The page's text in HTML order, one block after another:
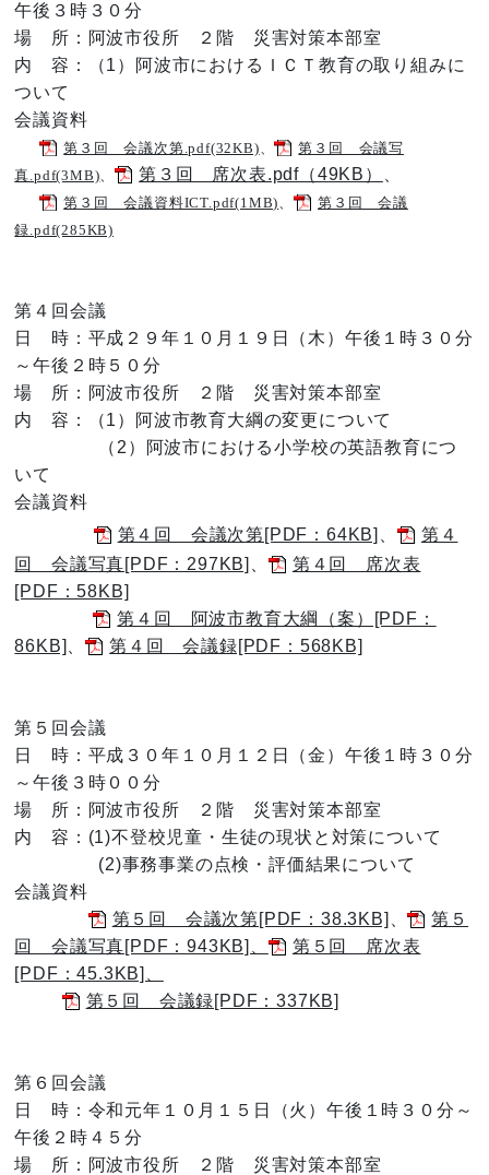
午後３時３０分
場 所：阿波市役所 ２階 災害対策本部室
内 容：（1）阿波市におけるＩＣＴ教育の取り組みに
ついて
会議資料
第３回 会議次第.pdf(32KB)、
第３回 会議写
真.pdf(3MB)、 第３回 席次表.pdf（49KB）
第３回 会議資料ICT.pdf(1MB)、
第３回 会議
録.pdf(285KB)
第４回会議
日 時：平成２９年１０月１９日（木）午後１時３０分
～午後２時５０分
場 所：阿波市役所 ２階 災害対策本部室
内 容：（1）阿波市教育大綱の変更について
（2）阿波市における小学校の英語教育につ
いて
会議資料
第４回 会議次第[PDF：64KB]
第４
回 会議写真[PDF：297KB]
第４回 席次表
[PDF：58KB]
第４回 阿波市教育大綱（案）[PDF：
86KB]
、 第４回 会議録[PDF：568KB]
第５回会議
日 時：平成３０年１０月１２日（金）午後１時３０分
～午後３時００分
場 所：阿波市役所 ２階 災害対策本部室
内 容：(1)不登校児童・生徒の現状と対策について
(2)事務事業の点検・評価結果について
会議資料
第５回 会議次第[PDF：38.3KB]
、
第５
回 会議写真[PDF：943KB]、
第５回 席次表
[PDF：45.3KB]、
第５回 会議録[PDF：337KB]
第６回会議
日 時：令和元年１０月１５日（火）午後１時３０分～
午後２時４５分
場 所：阿波市役所 ２階 災害対策本部室